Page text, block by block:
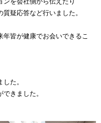
疑応答など行いました。
皆が健康でお会いできるこ
た。
きました。